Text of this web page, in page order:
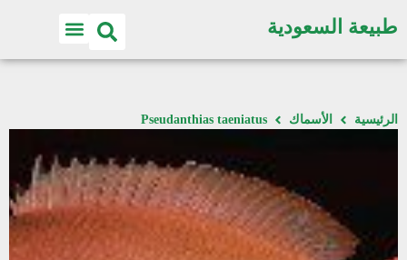
طبيعة السعودية
الرئيسية الأسماك Pseudanthias taeniatus